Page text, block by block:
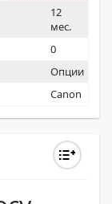
12
мес.
0
Опции
Canon